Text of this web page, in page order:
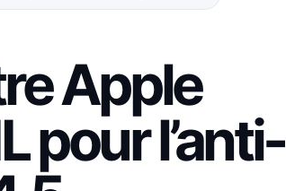
Apple
pour l’anti-